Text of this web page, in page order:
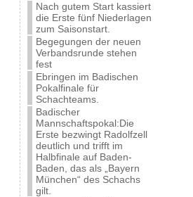
Nach gutem Start kassiert
die Erste fünf Niederlagen
zum Saisonstart.
Begegungen der neuen
Verbandsrunde stehen
fest
Ebringen im Badischen
Pokalfinale für
Schachteams.
Badischer
Mannschaftspokal:Die
Erste bezwingt Radolfzell
deutlich und trifft im
Halbfinale auf Baden-
Baden, das als „Bayern
München“ des Schachs
gilt.